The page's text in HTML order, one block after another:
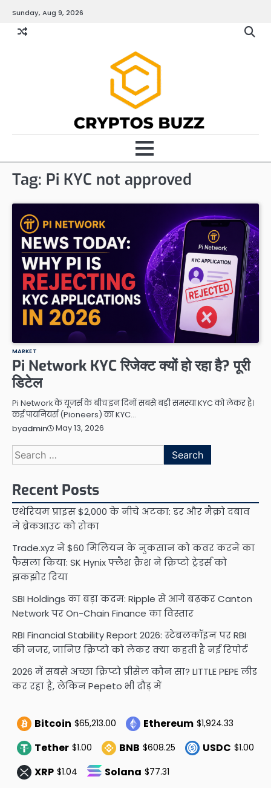
content
Sunday, Aug 9, 2026
Tag: Pi KYC not approved
MARKET
Pi Network KYC रिजेक्ट क्यों हो रहा है? पूरी
डिटेल
Pi Network के यूजर्स के बीच इन दिनों सबसे बड़ी समस्या KYC को लेकर है।
कई पायनियर्स (Pioneers) का KYC…
byadmin May 13, 2026
Search
for:
Recent Posts
एथेरियम प्राइस $2,000 के नीचे अटका: डर और मैक्रो दबाव
ने ब्रेकआउट को रोका
Trade.xyz ने $60 मिलियन के नुकसान को कवर करने का
फैसला किया: SK Hynix फ्लैश क्रैश ने क्रिप्टो ट्रेडर्स को
झकझोर दिया
SBI Holdings का बड़ा कदम: Ripple से आगे बढ़कर Canton
Network पर On-Chain Finance का विस्तार
RBI Financial Stability Report 2026: स्टेबलकॉइन पर RBI
की नजर, जानिए क्रिप्टो को लेकर क्या कहती है नई रिपोर्ट
2026 में सबसे अच्छा क्रिप्टो प्रीसेल कौन सा? LITTLE PEPE लीड
कर रहा है, लेकिन Pepeto भी दौड़ में
Bitcoin $65,213.00 Ethereum $1,924.33
Tether $1.00 BNB $608.25 USDC $1.00
XRP $1.04 Solana $77.31